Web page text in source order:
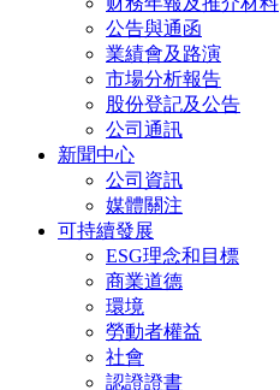
公告與通函
業績會及路演
市場分析報告
股份登記及公告
公司通訊
新聞中心
公司資訊
媒體關注
可持續發展
ESG理念和目標
商業道德
環境
勞動者權益
社會
認證證書